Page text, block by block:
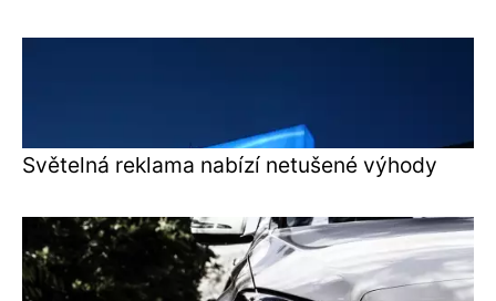
Světelná reklama nabízí netušené výhody